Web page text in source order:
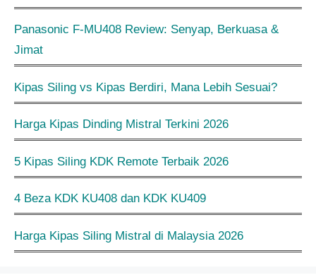
Panasonic F-MU408 Review: Senyap, Berkuasa &
Jimat
Kipas Siling vs Kipas Berdiri, Mana Lebih Sesuai?
Harga Kipas Dinding Mistral Terkini 2026
5 Kipas Siling KDK Remote Terbaik 2026
4 Beza KDK KU408 dan KDK KU409
Harga Kipas Siling Mistral di Malaysia 2026